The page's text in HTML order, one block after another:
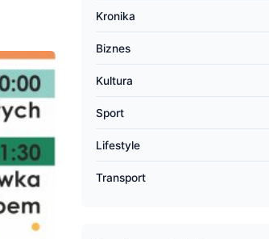
Kronika
Biznes
Kultura
Sport
Lifestyle
Transport